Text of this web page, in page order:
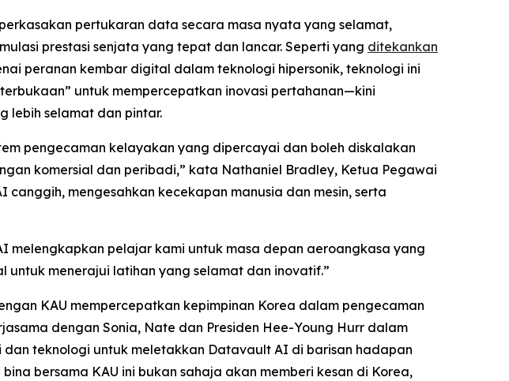
pertukaran data secara masa nyata yang selamat,
prestasi senjata yang tepat dan lancar. Seperti yang ditekankan
peranan kembar digital dalam teknologi hipersonik, teknologi ini
untuk mempercepatkan inovasi pertahanan—kini
lebih selamat dan pintar.
pengecaman kelayakan yang dipercayai dan boleh diskalakan
komersial dan peribadi,” kata Nathaniel Bradley, Ketua Pegawai
mengesahkan kecekapan manusia dan mesin, serta
melengkapkan pelajar kami untuk masa depan aeroangkasa yang
menerajui latihan yang selamat dan inovatif.”
KAU mempercepatkan kepimpinan Korea dalam pengecaman
dengan Sonia, Nate dan Presiden Hee-Young Hurr dalam
teknologi untuk meletakkan Datavault AI di barisan hadapan
bersama KAU ini bukan sahaja akan memberi kesan di Korea,